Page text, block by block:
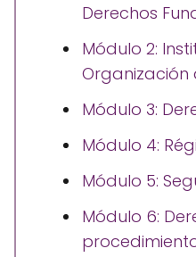
Derechos
Módulo 2:
Organización
Módulo 3:
Módulo 4:
Módulo 5:
Módulo 6: